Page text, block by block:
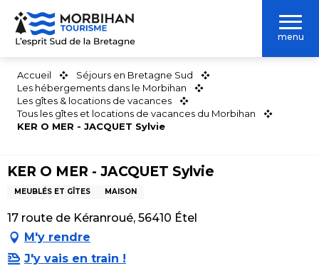
Aller
contenu
menu
Accueil
Séjours en Bretagne Sud
Les hébergements dans le Morbihan
Les gîtes & locations de vacances
Tous les gîtes et locations de vacances du Morbihan
KER O MER - JACQUET Sylvie
KER O MER - JACQUET Sylvie
MEUBLÉS ET GÎTES MAISON
17 route de Kéranroué, 56410 Étel
M'y rendre
J'y vais en train !